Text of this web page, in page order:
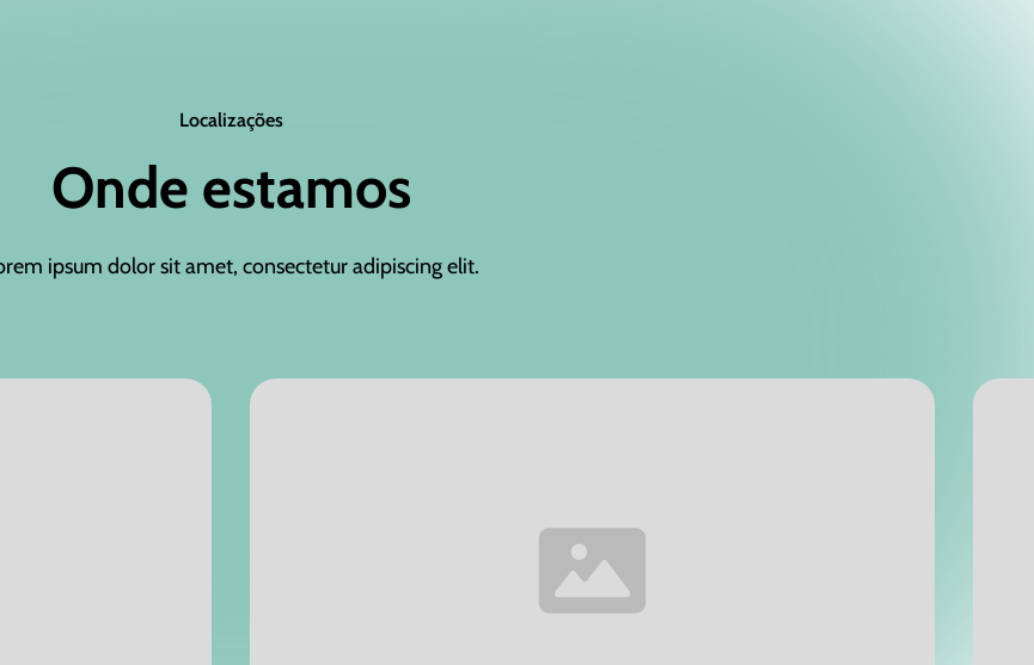
Localizações
Onde estamos
ipsum dolor sit amet, consectetur adipiscing elit.